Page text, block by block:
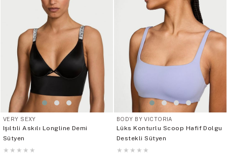
VERY SEXY
Işıltıli Askılı Longline Demi
Sütyen
★ ★ ★ ★ ★
BODY BY VICTORIA
Lüks Konturlu Scoop Hafif Dolgu
Destekli Sütyen
★ ★ ★ ★ ★